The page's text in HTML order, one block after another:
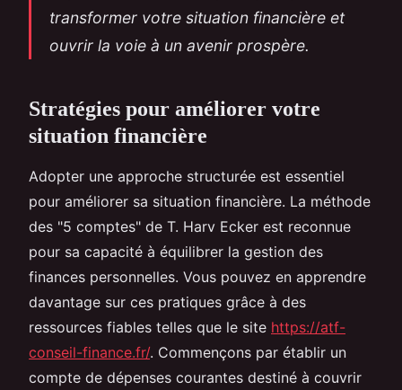
transformer votre situation financière et
ouvrir la voie à un avenir prospère.
Stratégies pour améliorer votre
situation financière
Adopter une approche structurée est essentiel
pour améliorer sa situation financière. La méthode
des "5 comptes" de T. Harv Ecker est reconnue
pour sa capacité à équilibrer la gestion des
finances personnelles. Vous pouvez en apprendre
davantage sur ces pratiques grâce à des
ressources fiables telles que le site https://atf-
conseil-finance.fr/. Commençons par établir un
compte de dépenses courantes destiné à couvrir